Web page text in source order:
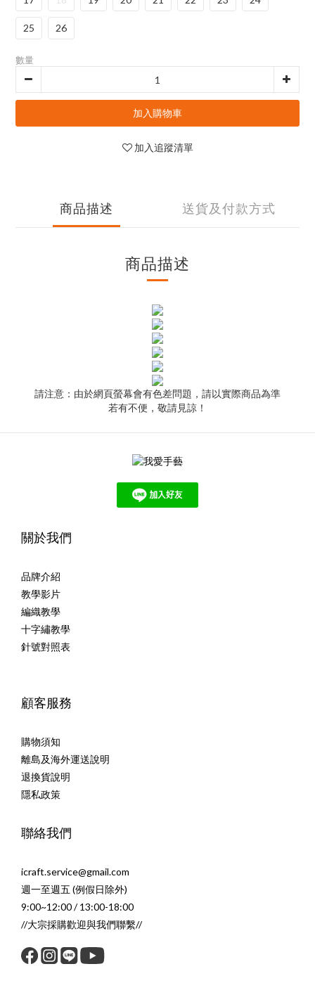
25 26
數量
加入購物車
加入追蹤清單
商品描述 送貨及付款方式
商品描述
請注意：由於網頁螢幕會有色差問題，請以實際商品為準
若有不便，敬請見諒！
關於我們
品牌介紹
教學影片
編織教學
十字繡教學
針號對照表
顧客服務
購物須知
離島及海外運送說明
退換貨說明
隱私政策
聯絡我們
icraft.service@gmail.com
週一至週五 (例假日除外)
9:00~12:00 / 13:00-18:00
//大宗採購歡迎與我們聯繫//